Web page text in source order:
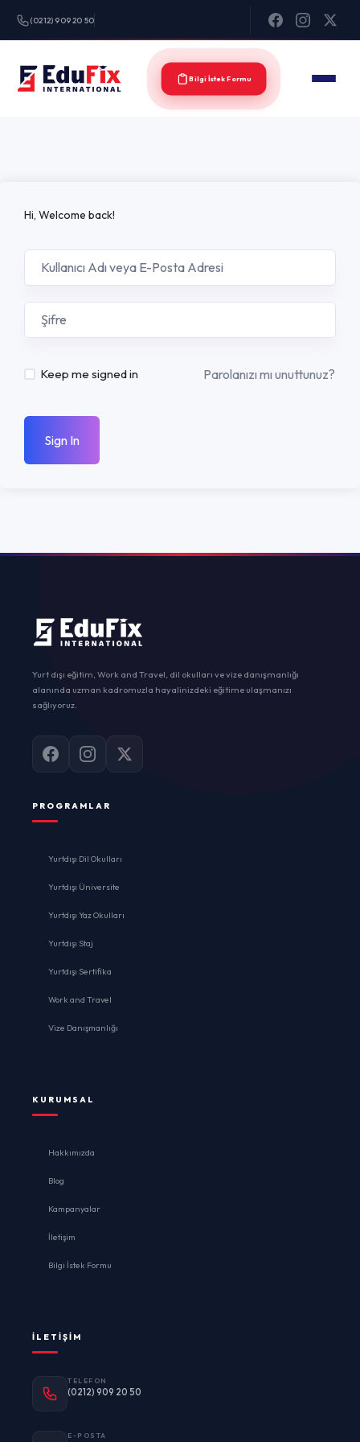
(0212) 909 20 50
Bilgi İstek Formu
Hi, Welcome back!
Keep me signed in Parolanızı mı unuttunuz?
Sign In
Yurt dışı eğitim, Work and Travel, dil okulları ve vize danışmanlığı
alanında uzman kadromuzla hayalinizdeki eğitime ulaşmanızı
sağlıyoruz.
PROGRAMLAR
Yurtdışı Dil Okulları
Yurtdışı Üniversite
Yurtdışı Yaz Okulları
Yurtdışı Staj
Yurtdışı Sertifika
Work and Travel
Vize Danışmanlığı
KURUMSAL
Hakkımızda
Blog
Kampanyalar
İletişim
Bilgi İstek Formu
İLETIŞIM
TELEFON
(0212) 909 20 50
E-POSTA